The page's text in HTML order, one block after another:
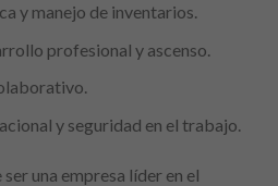
y manejo de inventarios.
profesional y ascenso.
y seguridad en el trabajo.
una empresa líder en el